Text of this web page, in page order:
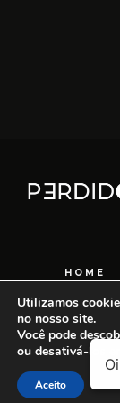
HOME
Utilizamos
no nosso site.
Você pode
ou desativá-los
Aceito